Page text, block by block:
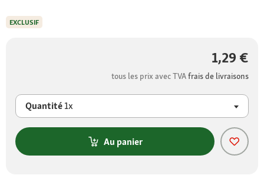
1,29 €
tous les prix avec TVAfrais de livraisons
Quantité1x
Au panier
EXCLUSIF